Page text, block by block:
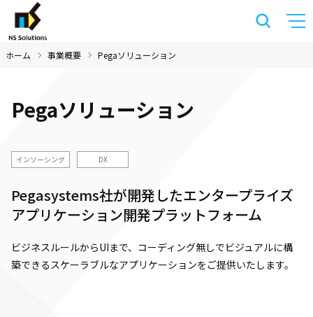
ホーム 事業概要 Pegaソリューション
Pegaソリューション
インソーシング DX
Pegasystems社が開発したエンタープライズ
アプリケーション開発プラットフォーム
ビジネスルールからUIまで、コーディング無しでビジュアルに構
築できるスケーラブルなアプリケーションをご提供いたします。